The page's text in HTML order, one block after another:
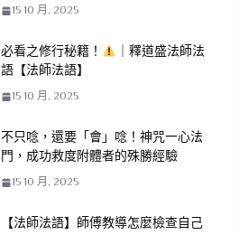
15 10 月, 2025
必看之修行秘籍！
｜釋道盛法師法
語【法師法語】
15 10 月, 2025
不只唸，還要「會」唸！神咒一心法
門，成功救度附體者的殊勝經驗
15 10 月, 2025
【法師法語】師傅教導怎麼檢查自己